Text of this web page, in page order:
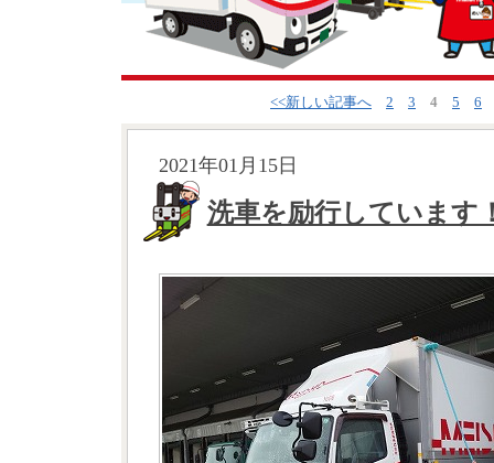
<<新しい記事へ 2 3 4 5 6
2021年01月15日
洗車を励行しています